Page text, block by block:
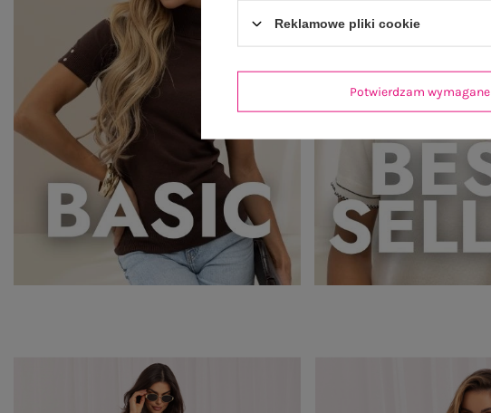
Reklamowe pliki cookie
Potwierdzam wymagane